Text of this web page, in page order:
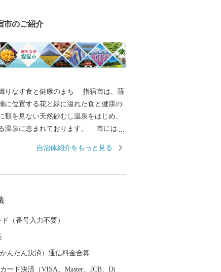
市のご紹介
食と健康のまち 指宿市は、薩
に位置する花と緑に溢れた食と健康の
類を見ない天然砂むし温泉をはじめ、
に恵まれております。 市には九
ムード漂う長崎鼻、潮の干満で陸続き
。
自治体紹介をもっと見る
ド（番号入力不要）
かんたん決済）通信料金合算
ード決済（VISA、Master、JCB、Di